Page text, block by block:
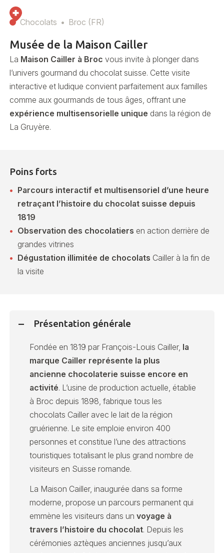
Chocolats Broc (FR)
Musée de la Maison Cailler
La Maison Cailler à Broc vous invite à plonger dans
l’univers gourmand du chocolat suisse. Cette visite
interactive et ludique convient parfaitement aux familles
comme aux gourmands de tous âges, offrant une
expérience multisensorielle unique dans la région de
La Gruyère.
Poins forts
Parcours interactif et multisensoriel d’une heure
retraçant l’histoire du chocolat suisse depuis
1819
Observation des chocolatiers en action derrière de
grandes vitrines
Dégustation illimitée de chocolats Cailler à la fin de
la visite
Présentation générale
Fondée en 1819 par François-Louis Cailler, la
marque Cailler représente la plus
ancienne chocolaterie suisse encore en
activité. L’usine de production actuelle, établie
à Broc depuis 1898, fabrique tous les
chocolats Cailler avec le lait de la région
gruérienne. Le site emploie environ 400
personnes et constitue l’une des attractions
touristiques totalisant le plus grand nombre de
visiteurs en Suisse romande.
La Maison Cailler, inaugurée dans sa forme
moderne, propose un parcours permanent qui
emmène les visiteurs dans unvoyage à
travers l’histoire du chocolat. Depuis les
cérémonies aztèques anciennes jusqu’aux